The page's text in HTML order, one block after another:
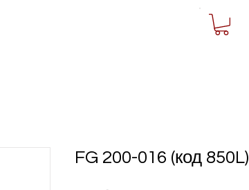
FG 200-016 (код 850L)